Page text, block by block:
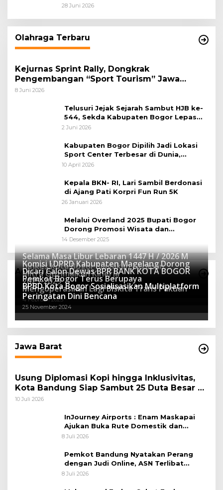
28 Juni 2026
Olahraga Terbaru
Kejurnas Sprint Rally, Dongkrak
Pengembangan “Sport Tourism” Jawa
Tengah
8 Juni 2026
Telusuri Jejak Sejarah Sambut HJB ke-
544, Sekda Kabupaten Bogor Lepas
Gowes Napak Tilas Bogor
2 Juni 2026
Kabupaten Bogor Dipilih Jadi Lokasi
Sport Center Terbesar di Dunia,
Peluang Tingkatkan Pertumbuhan
10 April 2026
Kepala BKN- RI, Lari Sambil Berdonasi
di Ajang Pati Korpri Fun Run 5K
26 Januari 2026
Melalui Overland 2025 Bupati Bogor
Dorong Promosi Wisata dan
Pelestarian Alam
14 Desember 2025
Advertorial
Selama Masa Libur Lebaran 1447 H / 2026 M
Dinkes Kota Bogor Siagakan Layanan
Kesehatan
16 Maret 2026
Komisi I DPRD Kabupaten Magelang Dorong
Mitra Optimalkan Kinerja
27 Mei 2025
Dicari Calon Dewas BPR BANK KOTA BOGOR
2025-2029
15 April 2025
Pemkot Bogor Terus Berupaya
Mengoperasikan Lagi Biskita Trans Pakuan
4 Februari 2025
BPBD Kota Bogor Sosialisasikan Multiplatform
Peringatan Dini Bencana
25 November 2024
Jawa Barat
Usung Diplomasi Kopi hingga Inklusivitas,
Kota Bandung Siap Sambut 25 Duta Besar di
Festival Asia Afrika 2026
10 Juli 2026
InJourney Airports : Enam Maskapai
Ajukan Buka Rute Domestik dan
Internasional dari Bandara Husein
8 Juli 2026
Pemkot Bandung Nyatakan Perang
dengan Judi Online, ASN Terlibat
Terancam Dipecat Tidak Hormat
8 Juli 2026